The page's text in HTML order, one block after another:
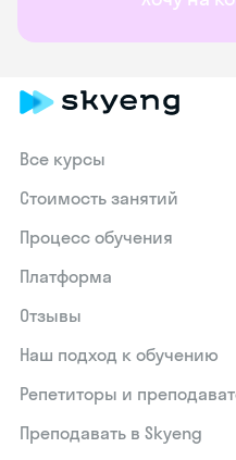
Все курсы
Стоимость занятий
Процесс обучения
Платформа
Отзывы
Наш подход к обучению
Репетиторы и
Преподавать в Skyeng